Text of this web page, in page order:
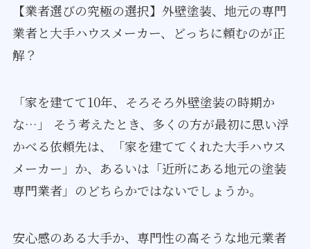
【業者選びの究極の選択】外壁塗装、地元の専門
業者と大手ハウスメーカー、どっちに頼むのが正
解？
「家を建てて10年、そろそろ外壁塗装の時期か
な…」 そう考えたとき、多くの方が最初に思い浮
かべる依頼先は、「家を建ててくれた大手ハウス
メーカー」か、あるいは「近所にある地元の塗装
専門業者」のどちらかではないでしょうか。
安心感のある大手か、専門性の高そうな地元業者